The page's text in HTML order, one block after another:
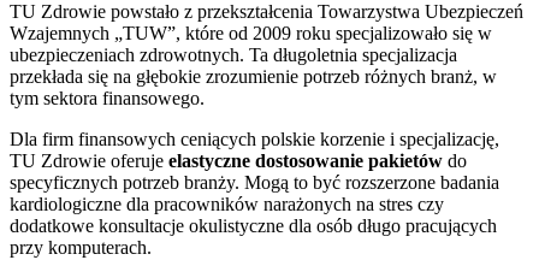
TU Zdrowie powstało z przekształcenia Towarzystwa Ubezpieczeń
Wzajemnych „TUW”, które od 2009 roku specjalizowało się w
ubezpieczeniach zdrowotnych. Ta długoletnia specjalizacja
przekłada się na głębokie zrozumienie potrzeb różnych branż, w
tym sektora finansowego.
Dla firm finansowych ceniących polskie korzenie i specjalizację,
TU Zdrowie oferuje elastyczne dostosowanie pakietów do
specyficznych potrzeb branży. Mogą to być rozszerzone badania
kardiologiczne dla pracowników narażonych na stres czy
dodatkowe konsultacje okulistyczne dla osób długo pracujących
przy komputerach.